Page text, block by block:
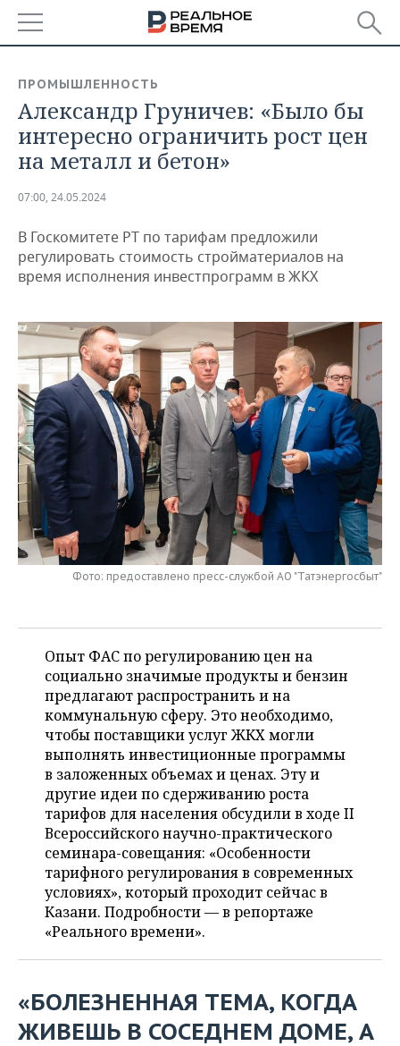
БАШКОРТОСТАН
ТАТАРСТАН
НОВОСТИ
АНАЛИТИКА
ДЕКЛАРАЦИИ О ДОХОДАХ
КОРОЛИ ГОСЗАКАЗА ПФО
КОМУ ПРИНАДЛЕЖАТ
ТОРГОВЫЕ ЦЕНТРЫ
ТАТАРСТАНА
НОВОСТИ ЭКОНОМИКИ
ФИНАНСЫ
БЮДЖЕТ
ИНВЕСТИЦИИ
ПРОМЫШЛЕННОСТЬ
НОВОСТИ
ПРОМЫШЛЕННОСТИ
АГРОПРОМ
МАШИНОСТРОЕНИЕ
НЕФТЕХИМИЯ
НЕФТЬ
ОПК
ЭНЕРГЕТИКА
НЕДВИЖИМОСТЬ
НОВОСТИ АВТО
БИЗНЕС
НОВОСТИ БИЗНЕСА
РОЗНИЧНАЯ ТОРГОВЛЯ
ТРАНСПОРТ
УСЛУГИ
ТЕХНОЛОГИИ
НОВОСТИ ТЕХНОЛОГИЙ
IT
МЕДИА
ТЕЛЕКОММУНИКАЦИИ
МЕРОПРИЯТИЯ
НОВОСТИ МЕРОПРИЯТИЙ
ВЫЕЗДНАЯ РЕДАКЦИЯ
БИЗНЕС-БРАНЧИ
СПОРТ
НОВОСТИ СПОРТА
ФУТБОЛ
ВОЛЕЙБОЛ
КИБЕРСПОРТ
ФИГУРНОЕ КАТАНИЕ
ВОДНЫЕ ВИДЫ СПОРТА
ХОККЕЙ С МЯЧОМ
ОБЩЕСТВО
НОВОСТИ ОБЩЕСТВА
ИСТОРИЯ
КУЛЬТУРА
МЕДИЦИНА
ОБРАЗОВАНИЕ
ПРОИСШЕСТВИЯ
ФОТОГАЛЕРЕЯ
СПИСОК ПЕРСОН
СПИСОК КОМПАНИЙ
ПОЛНАЯ ВЕРСИЯ
ПРОМЫШЛЕННОСТЬ
Александр Груничев: «Было бы
интересно ограничить рост цен
на металл и бетон»
07:00, 24.05.2024
В Госкомитете РТ по тарифам предложили
регулировать стоимость стройматериалов на
время исполнения инвестпрограмм в ЖКХ
Фото: предоставлено пресс-службой АО "Татэнергосбыт"
Опыт ФАС по регулированию цен на
социально значимые продукты и бензин
предлагают распространить и на
коммунальную сферу. Это необходимо,
чтобы поставщики услуг ЖКХ могли
выполнять инвестиционные программы
в заложенных объемах и ценах. Эту и
другие идеи по сдерживанию роста
тарифов для населения обсудили в ходе II
Всероссийского научно-практического
семинара-совещания: «Особенности
тарифного регулирования в современных
условиях», который проходит сейчас в
Казани. Подробности — в репортаже
«Реального времени».
«БОЛЕЗНЕННАЯ ТЕМА, КОГДА
ЖИВЕШЬ В СОСЕДНЕМ ДОМЕ, А